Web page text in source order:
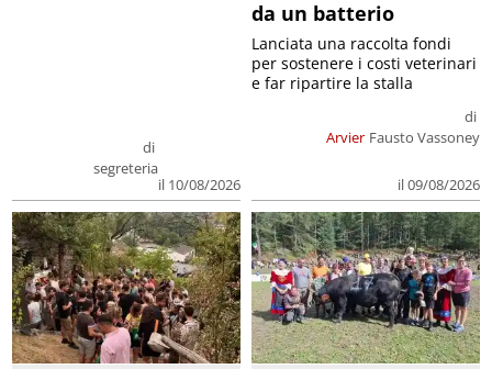
di
segreteria
il 10/08/2026
da un batterio
Arvier
di
Fausto Vassoney
il 09/08/2026
Lanciata una raccolta fondi
per sostenere i costi veterinari
e far ripartire la stalla